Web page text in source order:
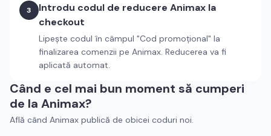
3 Introdu codul de reducere Animax la
checkout
Lipește codul în câmpul "Cod promoțional" la
finalizarea comenzii pe Animax. Reducerea va fi
aplicată automat.
Când e cel mai bun moment să cumperi
de la Animax?
Află când Animax publică de obicei coduri noi.